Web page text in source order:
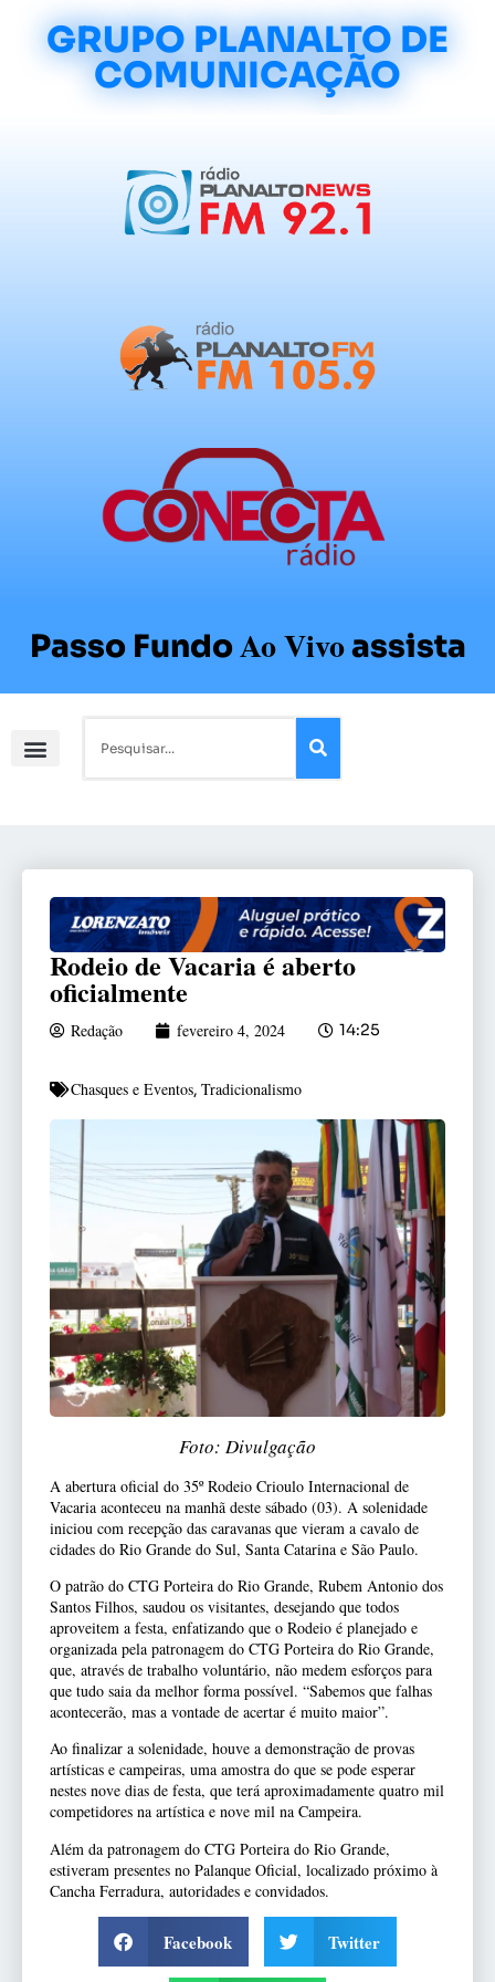
GRUPO PLANALTO DE
COMUNICAÇÃO
Passo FundoAo Vivoassista
Rodeio de Vacaria é aberto
oficialmente
Redação fevereiro 4, 2024 14:25
Chasques e Eventos, Tradicionalismo
Foto: Divulgação
A abertura oficial do 35º Rodeio Crioulo Internacional de
Vacaria aconteceu na manhã deste sábado (03). A solenidade
iniciou com recepção das caravanas que vieram a cavalo de
cidades do Rio Grande do Sul, Santa Catarina e São Paulo.
O patrão do CTG Porteira do Rio Grande, Rubem Antonio dos
Santos Filhos, saudou os visitantes, desejando que todos
aproveitem a festa, enfatizando que o Rodeio é planejado e
organizada pela patronagem do CTG Porteira do Rio Grande,
que, através de trabalho voluntário, não medem esforços para
que tudo saia da melhor forma possível. “Sabemos que falhas
acontecerão, mas a vontade de acertar é muito maior”.
Ao finalizar a solenidade, houve a demonstração de provas
artísticas e campeiras, uma amostra do que se pode esperar
nestes nove dias de festa, que terá aproximadamente quatro mil
competidores na artística e nove mil na Campeira.
Além da patronagem do CTG Porteira do Rio Grande,
estiveram presentes no Palanque Oficial, localizado próximo à
Cancha Ferradura, autoridades e convidados.
Facebook Twitter